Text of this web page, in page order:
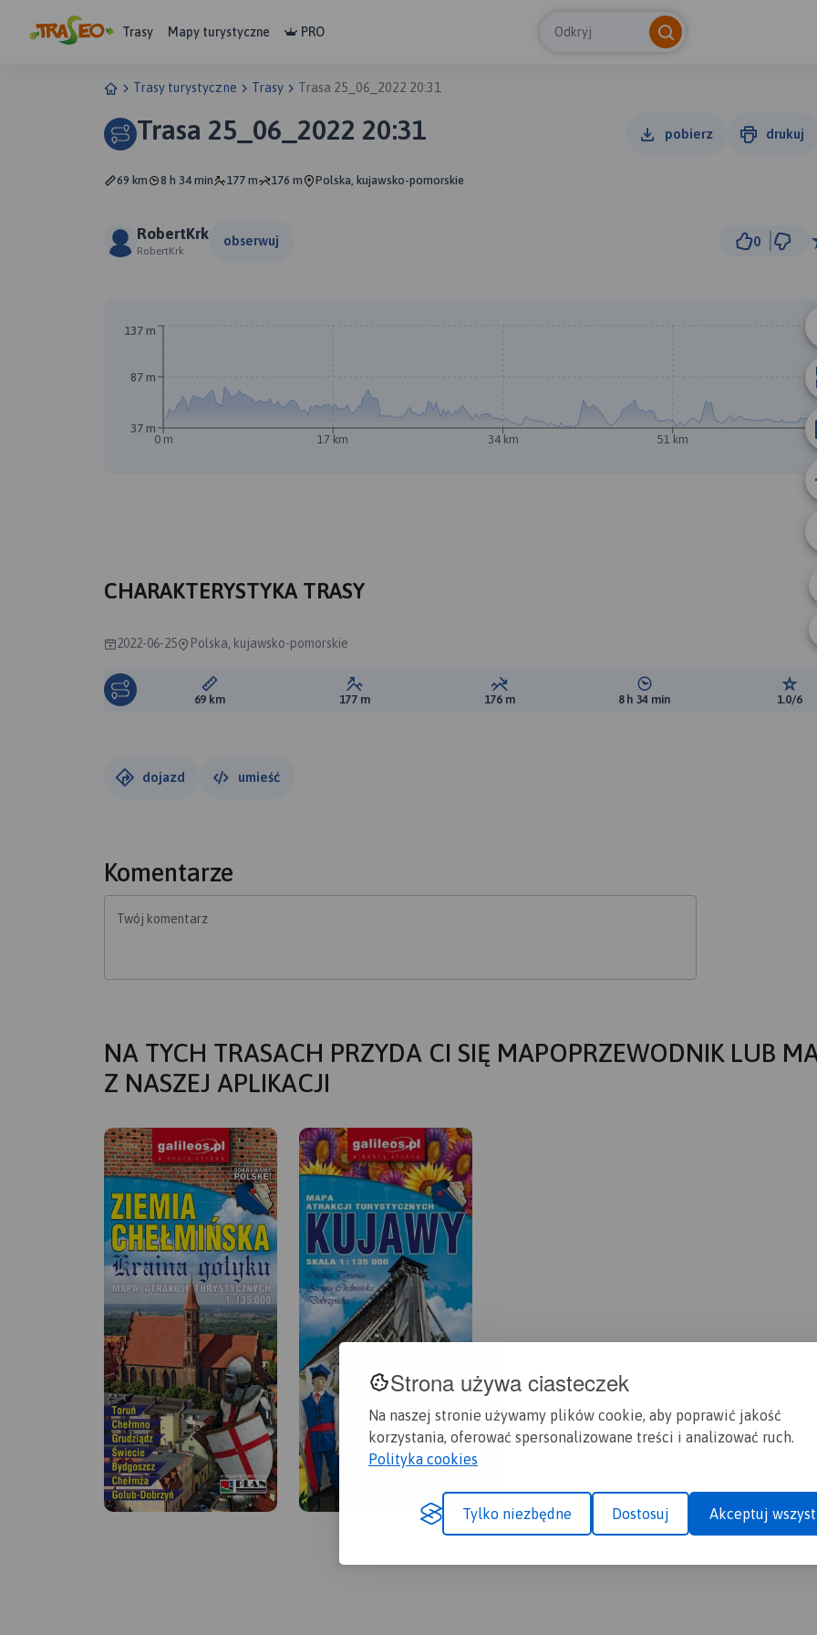
Strona używa ciasteczek
Na naszej stronie używamy plików cookie, aby poprawić jakość
korzystania, oferować spersonalizowane treści i analizować ruch.
Polityka cookies
Tylko niezbędne Dostosuj Akceptuj
Trasy Mapy turystyczne PRO Odkryj
Trasy turystyczne Trasy Trasa 25_06_2022 20:31
Trasa 25_06_2022 20:31 pobierz drukuj
69 km 8 h 34 min 177 m 176 m Polska, kujawsko-pomorskie
RobertKrk
RobertKrk
obserwuj 0
0 m 17 km 34 km 51 km
37 m
87 m
137 m
CHARAKTERYSTYKA TRASY
2022-06-25 Polska, kujawsko-pomorskie
Długość trasy:
69 km Suma przewyższeń:
177 m Suma spadków:
176 m Średni czas potrzebny na
8 h 34 min 1.0/6
dojazd umieść
Komentarze
Twój komentarz
NA TYCH TRASACH PRZYDA CI SIĘ MAPOPRZEWODNIK LUB
Z NASZEJ APLIKACJI